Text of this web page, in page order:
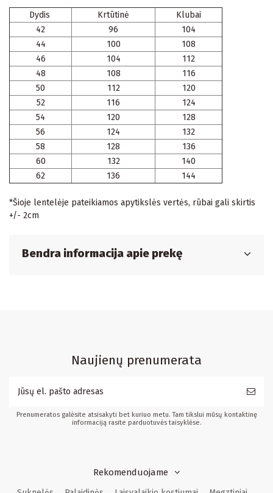
Dydis Krtūtinė
Klubai
42
96
104
44
100
108
46
104
112
48
108
116
50
112
120
52
116
124
54
120
128
56
124
132
58
128
136
60
132
140
62
136 144
*Šioje lentelėje pateikiamos apytikslės vertės, rūbai gali skirtis
+/- 2cm
Bendra informacija apie prekę
Naujienų prenumerata
Prenumeratos galėsite atsisakyti bet kuriuo metu. Tam tikslui mūsų kontaktinę
informaciją rasite parduotuvės taisyklėse.
Rekomenduojame